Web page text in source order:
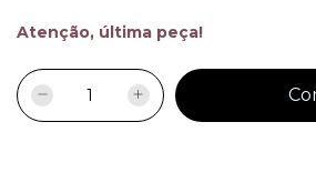
Atenção, última peça!